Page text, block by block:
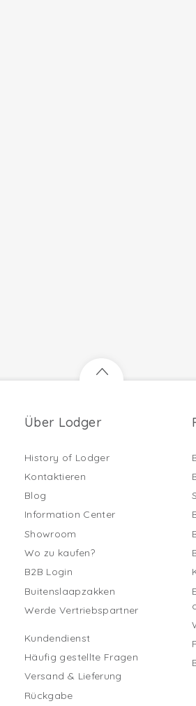
Über Lodger
History of Lodger
Kontaktieren
Blog
Information Center
Showroom
Wo zu kaufen?
B2B Login
Buitenslaapzakken
Werde Vertriebspartner
Kundendienst
Häufig gestellte Fragen
Versand & Lieferung
Rückgabe